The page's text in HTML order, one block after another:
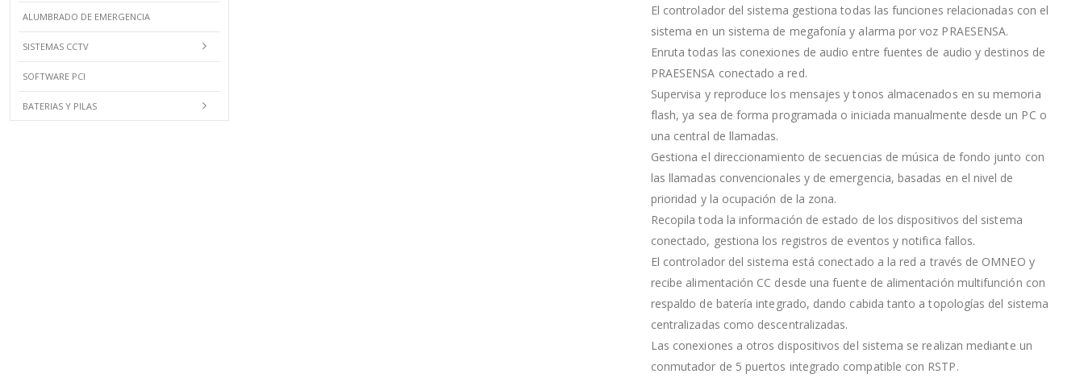
El controlador del sistema gestiona todas las funciones relacionadas con el
sistema en un sistema de megafonía y alarma por voz PRAESENSA.
Enruta todas las conexiones de audio entre fuentes de audio y destinos de
PRAESENSA conectado a red.
Supervisa y reproduce los mensajes y tonos almacenados en su memoria
flash, ya sea de forma programada o iniciada manualmente desde un PC o
una central de llamadas.
Gestiona el direccionamiento de secuencias de música de fondo junto con
las llamadas convencionales y de emergencia, basadas en el nivel de
prioridad y la ocupación de la zona.
Recopila toda la información de estado de los dispositivos del sistema
conectado, gestiona los registros de eventos y notifica fallos.
El controlador del sistema está conectado a la red a través de OMNEO y
recibe alimentación CC desde una fuente de alimentación multifunción con
respaldo de batería integrado, dando cabida tanto a topologías del sistema
centralizadas como descentralizadas.
Las conexiones a otros dispositivos del sistema se realizan mediante un
conmutador de 5 puertos integrado compatible con RSTP.
ALUMBRADO DE EMERGENCIA
SISTEMAS CCTV
SOFTWARE PCI
BATERIAS Y PILAS